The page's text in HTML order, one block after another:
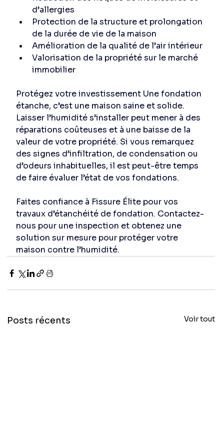
d’allergies
Protection de la structure et prolongation
de la durée de vie de la maison
Amélioration de la qualité de l’air intérieur
Valorisation de la propriété sur le marché
immobilier
Protégez votre investissement Une fondation
étanche, c’est une maison saine et solide.
Laisser l’humidité s’installer peut mener à des
réparations coûteuses et à une baisse de la
valeur de votre propriété. Si vous remarquez
des signes d’infiltration, de condensation ou
d’odeurs inhabituelles, il est peut-être temps
de faire évaluer l’état de vos fondations.
Faites confiance à Fissure Élite pour vos
travaux d’étanchéité de fondation. Contactez-
nous pour une inspection et obtenez une
solution sur mesure pour protéger votre
maison contre l’humidité.
Posts récents Voir tout